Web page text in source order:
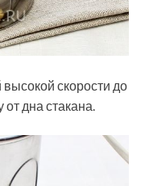
скорости до
дна стакана.